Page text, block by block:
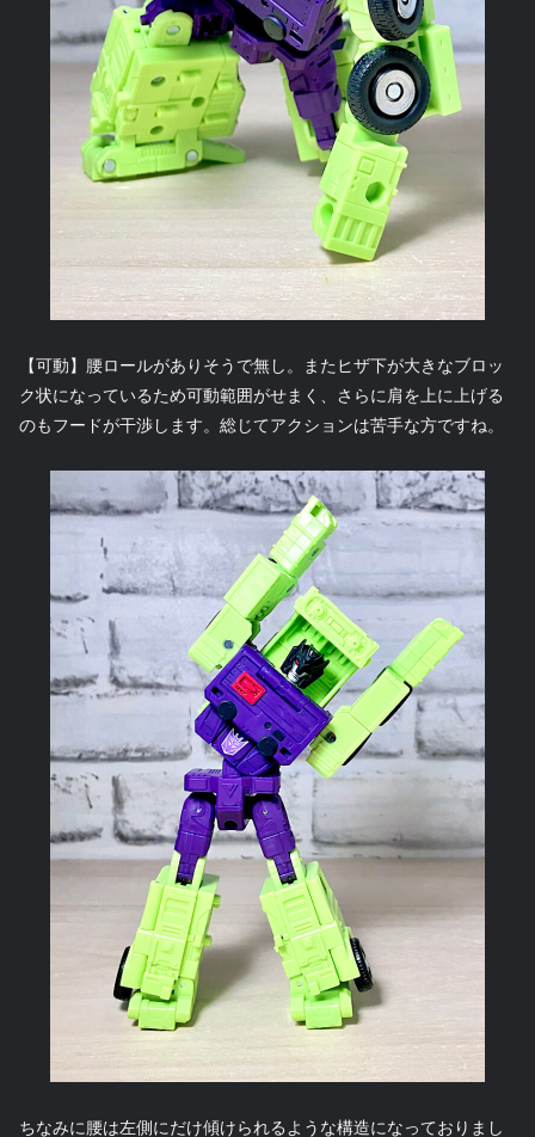
【可動】腰ロールがありそうで無し。またヒザ下が大きなブロッ
ク状になっているため可動範囲がせまく、さらに肩を上に上げる
のもフードが干渉します。総じてアクションは苦手な方ですね。
ちなみに腰は左側にだけ傾けられるような構造になっておりまし